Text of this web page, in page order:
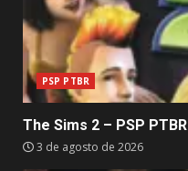
PSP PTBR
The Sims 2 – PSP PTBR
3 de agosto de 2026